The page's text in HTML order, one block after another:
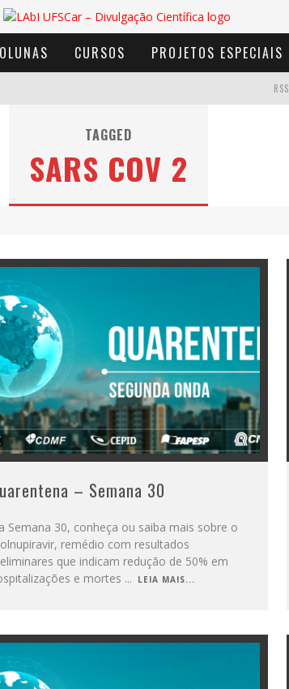
CURSOS PROJETOS ESPECIAIS
DE VENTO
RSS
TAGGED
SARS COV 2
– Semana 30
Semana 30, conheça ou saiba mais sobre o
remédio com resultados
que indicam redução de 50% em
e mortes ... LEIA MAIS...